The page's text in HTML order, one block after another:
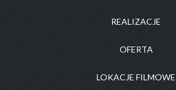
REALIZACJE
OFERTA
LOKACJE FILMOWE